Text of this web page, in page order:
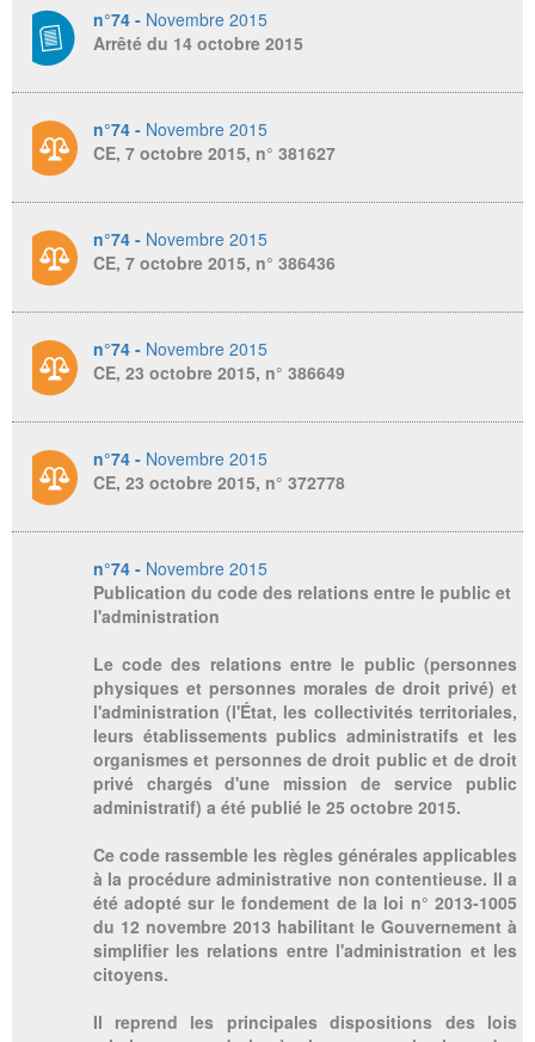
n°74 - Novembre 2015
Arrêté du 14 octobre 2015
n°74 - Novembre 2015
CE, 7 octobre 2015, n° 381627
n°74 - Novembre 2015
CE, 7 octobre 2015, n° 386436
n°74 - Novembre 2015
CE, 23 octobre 2015, n° 386649
n°74 - Novembre 2015
CE, 23 octobre 2015, n° 372778
n°74 - Novembre 2015
Publication du code des relations entre le public et
l'administration
Le code des relations entre le public (personnes
physiques et personnes morales de droit privé) et
l'administration (l'État, les collectivités territoriales,
leurs établissements publics administratifs et les
organismes et personnes de droit public et de droit
privé chargés d'une mission de service public
administratif) a été publié le 25 octobre 2015.
Ce code rassemble les règles générales applicables
à la procédure administrative non contentieuse. Il a
été adopté sur le fondement de la loi n° 2013-1005
du 12 novembre 2013 habilitant le Gouvernement à
simplifier les relations entre l'administration et les
citoyens.
Il reprend les principales dispositions des lois